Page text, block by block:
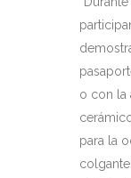
o con la
para la